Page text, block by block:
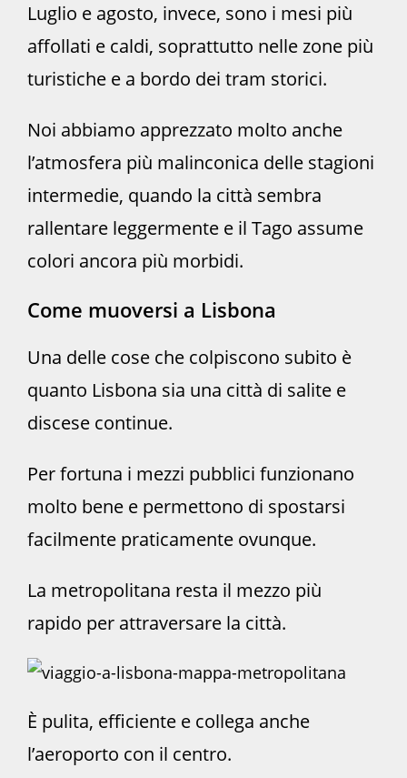
Luglio e agosto, invece, sono i mesi più
affollati e caldi, soprattutto nelle zone più
turistiche e a bordo dei tram storici.
Noi abbiamo apprezzato molto anche
l’atmosfera più malinconica delle stagioni
intermedie, quando la città sembra
rallentare leggermente e il Tago assume
colori ancora più morbidi.
Come muoversi a Lisbona
Una delle cose che colpiscono subito è
quanto Lisbona sia una città di salite e
discese continue.
Per fortuna i mezzi pubblici funzionano
molto bene e permettono di spostarsi
facilmente praticamente ovunque.
La metropolitana resta il mezzo più
rapido per attraversare la città.
È pulita, efficiente e collega anche
l’aeroporto con il centro.